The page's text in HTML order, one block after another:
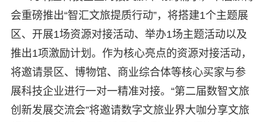
会重磅推出“智汇文旅提质行动”，将搭建1个主题展
区、开展1场资源对接活动、举办1场主题活动以及
推出1项激励计划。作为核心亮点的资源对接活动，
将邀请景区、博物馆、商业综合体等核心买家与参
展科技企业进行一对一精准对接。“第二届数智文旅
创新发展交流会”将邀请数字文旅业界大咖分享文旅